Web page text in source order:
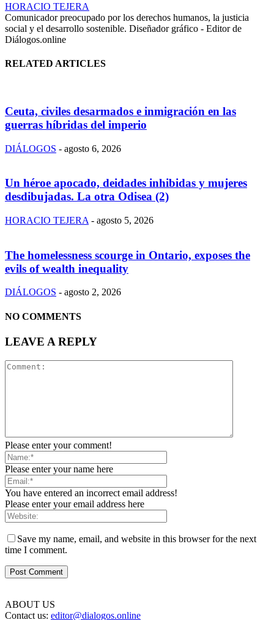
HORACIO TEJERA
Comunicador preocupado por los derechos humanos, la justicia
social y el desarrollo sostenible. Diseñador gráfico - Editor de
Diálogos.online
RELATED ARTICLES
Ceuta, civiles desarmados e inmigración en las
guerras híbridas del imperio
DIÁLOGOS - agosto 6, 2026
Un héroe apocado, deidades inhibidas y mujeres
desdibujadas. La otra Odisea (2)
HORACIO TEJERA - agosto 5, 2026
The homelessness scourge in Ontario, exposes the
evils of wealth inequality
DIÁLOGOS - agosto 2, 2026
NO COMMENTS
LEAVE A REPLY
Please enter your comment!
Please enter your name here
You have entered an incorrect email address!
Please enter your email address here
Save my name, email, and website in this browser for the next
time I comment.
ABOUT US
Contact us: editor@dialogos.online